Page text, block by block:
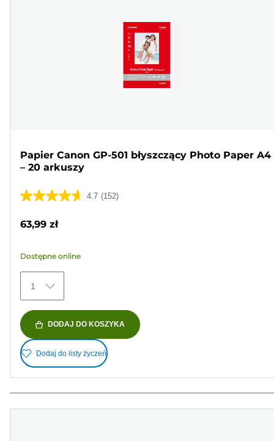
Papier Canon GP-501 błyszczący Photo Paper A4
– 20 arkuszy
4.7 (152)
4.7
5
152
Recenzji
63,99 zł
Dostępne online
1
DODAJ DO KOSZYKA
Dodaj do listy życzeń